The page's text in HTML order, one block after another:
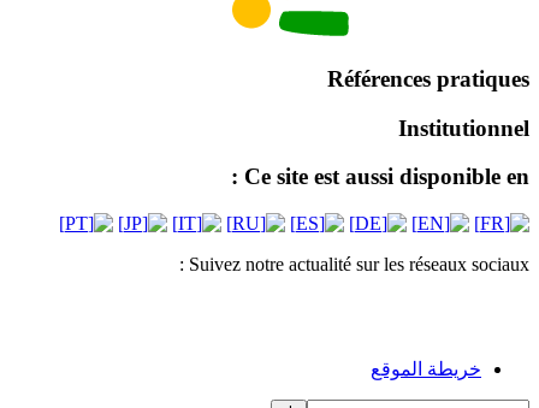
Références pratiques
Institutionnel
Ce site est aussi disponible en :
Suivez notre actualité sur les réseaux sociaux :
خريطة الموقع